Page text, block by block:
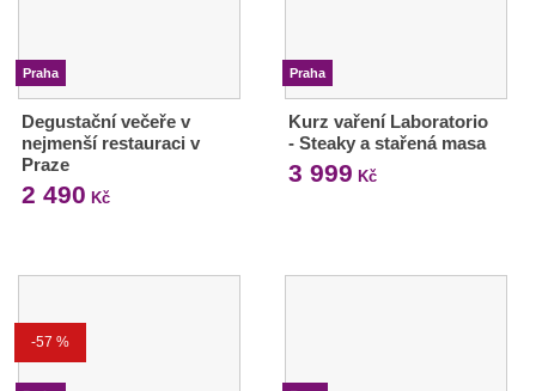
Praha
Degustační večeře v
nejmenší restauraci v
Praze
2 490 Kč
Praha
Kurz vaření Laboratorio
- Steaky a stařená masa
3 999 Kč
-57 %